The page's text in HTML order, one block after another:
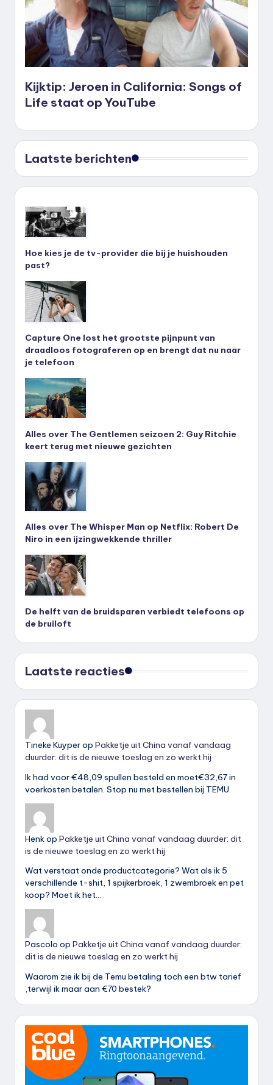
Kijktip: Jeroen in California: Songs of
Life staat op YouTube
Laatste berichten
Hoe kies je de tv-provider die bij je huishouden
past?
Capture One lost het grootste pijnpunt van
draadloos fotograferen op en brengt dat nu naar
je telefoon
Alles over The Gentlemen seizoen 2: Guy Ritchie
keert terug met nieuwe gezichten
Alles over The Whisper Man op Netflix: Robert De
Niro in een ijzingwekkende thriller
De helft van de bruidsparen verbiedt telefoons op
de bruiloft
Laatste reacties
Tineke Kuyperop Pakketje uit China vanaf vandaag
duurder: dit is de nieuwe toeslag en zo werkt hij
Ik had voor €48,09 spullen besteld en moet€32,67 in
voerkosten betalen. Stop nu met bestellen bij TEMU.
Henkop Pakketje uit China vanaf vandaag duurder: dit
is de nieuwe toeslag en zo werkt hij
Wat verstaat onde productcategorie? Wat als ik 5
verschillende t-shit, 1 spijkerbroek, 1 zwembroek en pet
koop? Moet ik het…
Pascolo op Pakketje uit China vanaf vandaag duurder:
dit is de nieuwe toeslag en zo werkt hij
Waarom zie ik bij de Temu betaling toch een btw tarief
,terwijl ik maar aan €70 bestek?